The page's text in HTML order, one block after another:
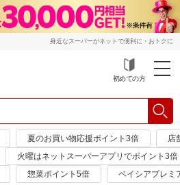
身近なスーパーがネットで便利に・おトクに
初めての方
夏のお買い物応援ポイント3倍
店
火曜はネットスーパーアプリでポイント3倍
惣菜ポイント5倍 ベイシアプレミ